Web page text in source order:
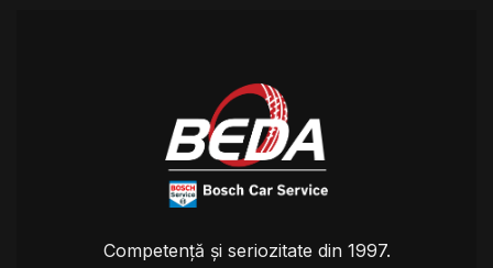
Competență și seriozitate din 1997.